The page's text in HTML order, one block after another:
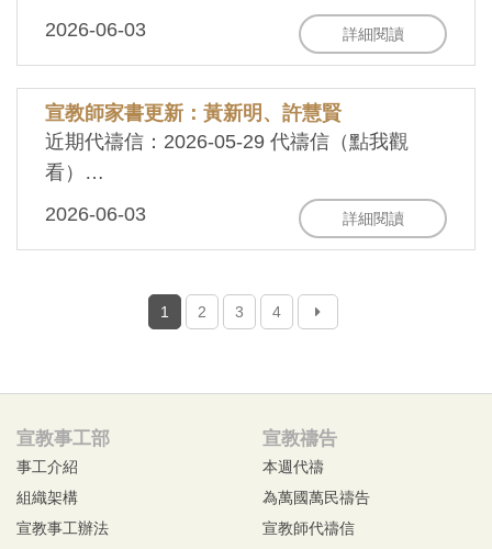
2026-06-03
詳細閱讀
宣教師家書更新：黃新明、許慧賢
近期代禱信：2026-05-29 代禱信（點我觀
看）
2026-06-03 詳細閱讀
1 (current)
2 3 4
宣教事工部
事工介紹
組織架構
宣教事工辦法
宣教禱告
本週代禱
為萬國萬民禱告
宣教師代禱信